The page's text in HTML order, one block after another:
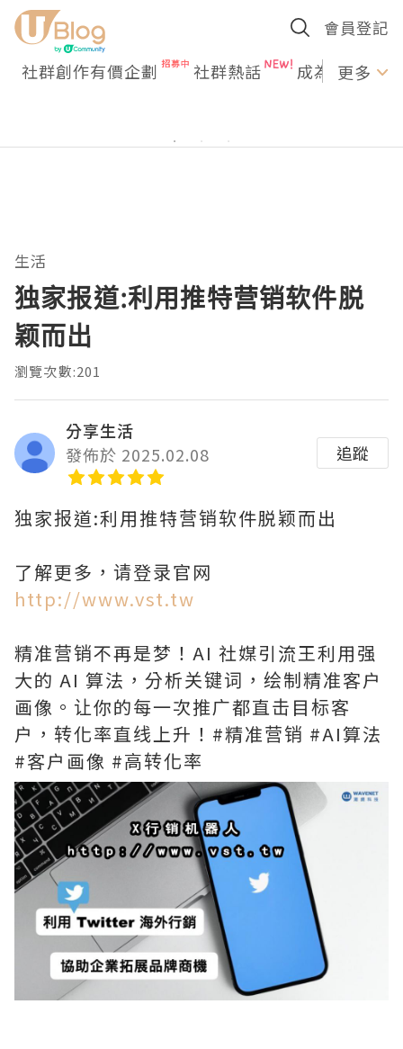
會員登記
社群創作有價企劃 社群熱話 成為U更多
生活
独家报道:利用推特营销软件脱
颖而出
瀏覽次數:201
分享生活
發佈於 2025.02.08
追蹤
独家报道:利用推特营销软件脱颖而出
了解更多，请登录官网
http://www.vst.tw
精准营销不再是梦！AI 社媒引流王利用强
大的 AI 算法，分析关键词，绘制精准客户
画像。让你的每一次推广都直击目标客
户，转化率直线上升！#精准营销 #AI算法
#客户画像 #高转化率